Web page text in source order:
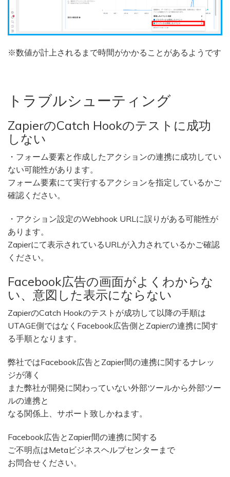
※数値が計上されるまで時間がかかることがあるようです
トラブルシューティング
ZapierのCatch Hookのテストに成功
しない
・フォーム要素と作成したアクションの連携に成功してい
ない可能性があります。
フォーム要素にて実行するアクションを指定しているかご
確認ください。
・アクション設定のWebhook URLに誤りがある可能性が
あります。
Zapierにて表示されているURLが入力されているかご確認
ください。
Facebook広告の画面がよくわからな
い、意図した表示にならない
ZapierのCatch Hookのテストが成功して以降の手順は
UTAGE側ではなくFacebook広告側とZapierの連携に関す
る手順となります。
弊社ではFacebook広告とZapier間の連携に関するナレッ
ジが薄く
また弊社が開発に関わっていない外部ツールから外部ツー
ルの連携と
なる関係上、サポート致しかねます。
Facebook広告とZapier間の連携に関する
ご不明点はMetaビジネスヘルプセンターまで
お問合せください。